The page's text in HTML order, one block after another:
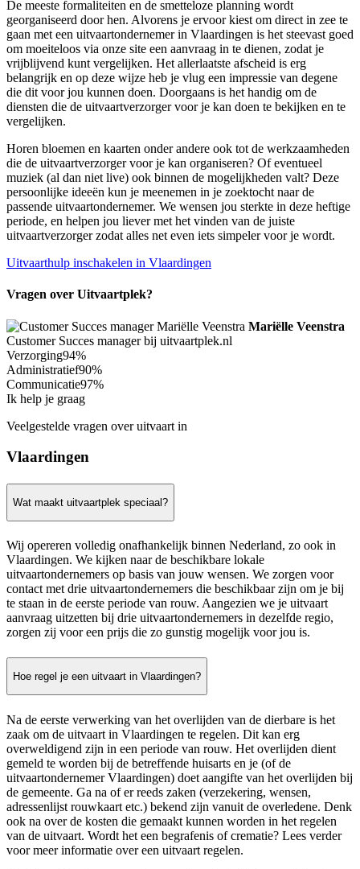
De meeste formaliteiten en de smetteloze planning wordt
georganiseerd door hen. Alvorens je ervoor kiest om direct in zee te
gaan met een uitvaartondernemer in Vlaardingen is het steevast goed
om moeiteloos via onze site een aanvraag in te dienen, zodat je
vrijblijvend kunt vergelijken. Het allerlaatste afscheid is erg
belangrijk en op deze wijze heb je vlug een impressie van degene
die dit voor jou kunnen doen. Doorgaans is het handig om de
diensten die de uitvaartverzorger voor je kan doen te bekijken en te
vergelijken.
Horen bloemen en kaarten onder andere ook tot de werkzaamheden
die de uitvaartverzorger voor je kan organiseren? Of eventueel
muziek (al dan niet live) ook binnen de mogelijkheden valt? Deze
persoonlijke ideeën kun je meenemen in je zoektocht naar de
passende uitvaartondernemer. We wensen jou sterkte in deze heftige
periode, en helpen jou liever met het vinden van de juiste
uitvaartverzorger zodat alles net even iets simpeler voor je wordt.
Uitvaarthulp inschakelen in Vlaardingen
Vragen over Uitvaartplek?
Mariëlle Veenstra
Customer Succes manager bij uitvaartplek.nl
Verzorging94%
Administratief90%
Communicatie97%
Ik help je graag
Veelgestelde vragen over uitvaart in
Vlaardingen
Wat maakt uitvaartplek speciaal?
Wij opereren volledig onafhankelijk binnen Nederland, zo ook in
Vlaardingen. We kijken naar de beschikbare lokale
uitvaartondernemers op basis van jouw wensen. We zorgen voor
contact met drie uitvaartondernemers die beschikbaar zijn om je bij
te staan in de eerste periode van rouw. Aangezien we je uitvaart
aanvraag uitzetten bij drie uitvaartondernemers in dezelfde regio,
zorgen zij voor een prijs die zo gunstig mogelijk voor jou is.
Hoe regel je een uitvaart in Vlaardingen?
Na de eerste verwerking van het overlijden van de dierbare is het
zaak om de uitvaart in Vlaardingen te regelen. Dit kan erg
overweldigend zijn in een periode van rouw. Het overlijden dient
gemeld te worden bij de betreffende huisarts en je (of de
uitvaartondernemer Vlaardingen) doet aangifte van het overlijden bij
de gemeente. Ga na of er reeds zaken (verzekering, wensen,
adressenlijst rouwkaart etc.) bekend zijn vanuit de overledene. Denk
ook na over de kosten die gemaakt kunnen worden in het regelen
van de uitvaart. Wordt het een begrafenis of crematie? Lees verder
voor meer informatie over een uitvaart regelen.